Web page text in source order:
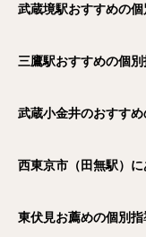
武蔵境駅おすすめの
三鷹駅おすすめの個
武蔵小金井のおすす
西東京市（田無駅）
東伏見お薦めの個別